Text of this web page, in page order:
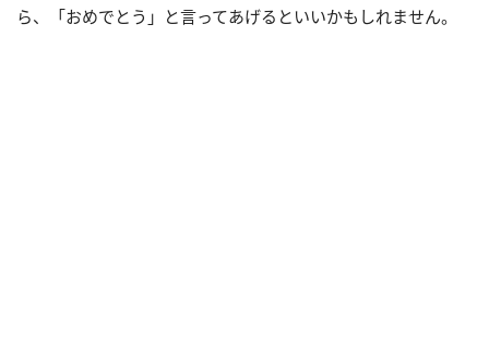
ら、「おめでとう」と言ってあげるといいかもしれません。